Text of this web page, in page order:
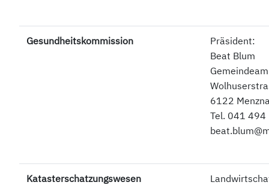
Gesundheitskommission
Präsident:
Beat Blum
6122
Tel. 041
Katasterschatzungswesen